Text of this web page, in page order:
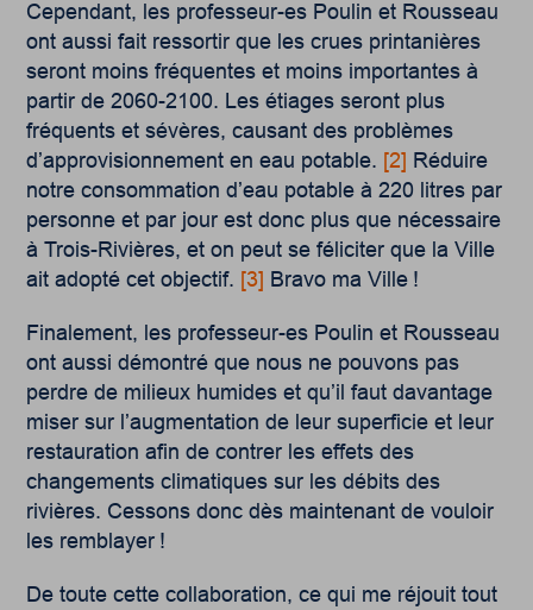
Cependant, les professeur-es Poulin et Rousseau
ont aussi fait ressortir que les crues printanières
seront moins fréquentes et moins importantes à
partir de 2060-2100. Les étiages seront plus
fréquents et sévères, causant des problèmes
d’approvisionnement en eau potable. [2] Réduire
notre consommation d’eau potable à 220 litres par
personne et par jour est donc plus que nécessaire
à Trois-Rivières, et on peut se féliciter que la Ville
ait adopté cet objectif. [3] Bravo ma Ville !
Finalement, les professeur-es Poulin et Rousseau
ont aussi démontré que nous ne pouvons pas
perdre de milieux humides et qu’il faut davantage
miser sur l’augmentation de leur superficie et leur
restauration afin de contrer les effets des
changements climatiques sur les débits des
rivières. Cessons donc dès maintenant de vouloir
les remblayer !
De toute cette collaboration, ce qui me réjouit tout